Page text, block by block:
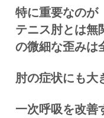
特に重要なのが
テニス肘とは無
の微細な歪みは
肘の症状にも大
一次呼吸を改善